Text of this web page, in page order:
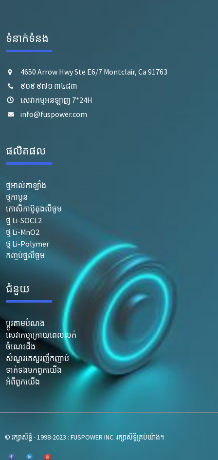
ទំនាក់ទំនង
4650 Arrow Hwy Ste E6/7 Montclair, Ca 91763
៩០៩ ៩៧១ ៣៤៨៣
សេវាកម្មអនឡាញ 7*24H
info@fuspower.com
ផលិតផល
ថ្មអាល់កាឡាំង
ថ្មកាបូន
កោសិកាប៊ូតុងលីចូម
ថ្ម Li-SOCL2
ថ្ម Li-MnO2
ថ្ម Li-Polymer
កញ្ចប់ថ្មលីចូម
ជំនួយ
ប្ដូរតាមបំណង
សេវាកម្មក្រោយពេលលក់
ចំណេះដឹង
សំណួរគេសួរញឹកញាប់
ទាក់ទង​មក​ពួក​យើង
អំពី​ពួក​យើង
© រក្សាសិទ្ធិ - 1998-2023 : FUSPOWER INC. រក្សាសិទ្ធិគ្រប់យ៉ាង។